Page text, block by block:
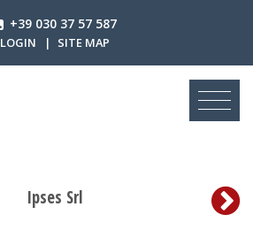
+39 030 37 57 587
LOGIN | SITE MAP
Ipses Srl